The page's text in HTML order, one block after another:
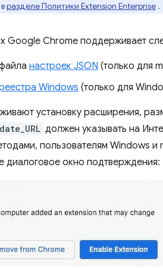
разделе Политики Extension Enterprise .
Google Chrome поддерживает
настроек JSON (только для
Windows (только для
установку расширения,
должен указывать на
пользователям Windows
диалоговое окно подтверждения: